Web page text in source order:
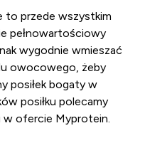
to przede wszystkim
pełnowartościowy
wygodnie wmieszać
owocowego, żeby
posiłek bogaty w
posiłku polecamy
ofercie Myprotein.